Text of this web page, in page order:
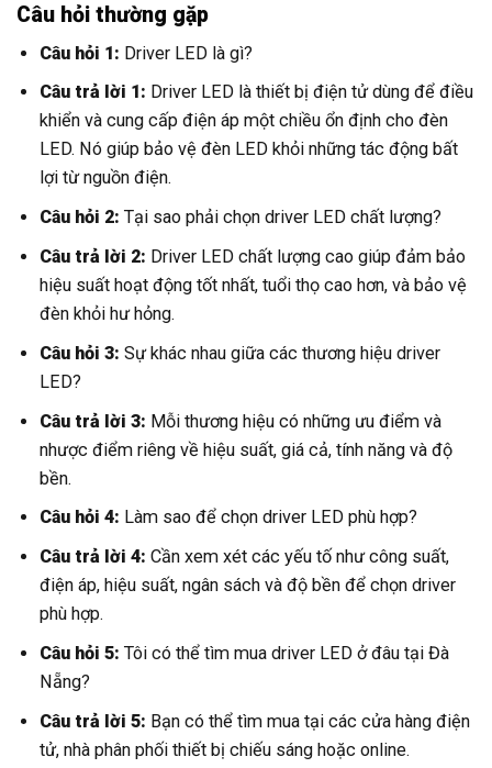
Câu hỏi thường gặp
Câu hỏi 1: Driver LED là gì?
Câu trả lời 1: Driver LED là thiết bị điện tử dùng để điều
khiển và cung cấp điện áp một chiều ổn định cho đèn
LED. Nó giúp bảo vệ đèn LED khỏi những tác động bất
lợi từ nguồn điện.
Câu hỏi 2: Tại sao phải chọn driver LED chất lượng?
Câu trả lời 2: Driver LED chất lượng cao giúp đảm bảo
hiệu suất hoạt động tốt nhất, tuổi thọ cao hơn, và bảo vệ
đèn khỏi hư hỏng.
Câu hỏi 3: Sự khác nhau giữa các thương hiệu driver
LED?
Câu trả lời 3: Mỗi thương hiệu có những ưu điểm và
nhược điểm riêng về hiệu suất, giá cả, tính năng và độ
bền.
Câu hỏi 4: Làm sao để chọn driver LED phù hợp?
Câu trả lời 4: Cần xem xét các yếu tố như công suất,
điện áp, hiệu suất, ngân sách và độ bền để chọn driver
phù hợp.
Câu hỏi 5: Tôi có thể tìm mua driver LED ở đâu tại Đà
Nẵng?
Câu trả lời 5: Bạn có thể tìm mua tại các cửa hàng điện
tử, nhà phân phối thiết bị chiếu sáng hoặc online.